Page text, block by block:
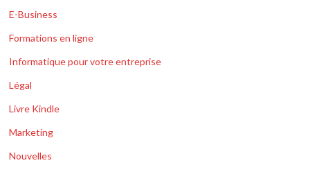
E-Business
Formations en ligne
Informatique pour votre entreprise
Légal
Livre Kindle
Marketing
Nouvelles